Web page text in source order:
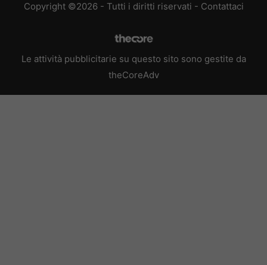
Copyright ©2026 - Tutti i diritti riservati - Contattaci
Le attività pubblicitarie su questo sito sono gestite da
theCoreAdv